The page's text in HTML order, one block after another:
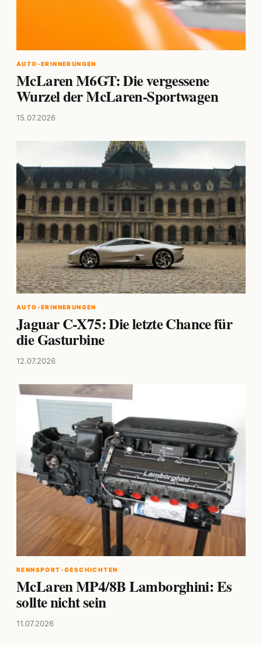
AUTO-ERINNERUNGEN
McLaren M6GT: Die vergessene
Wurzel der McLaren-Sportwagen
15.07.2026
AUTO-ERINNERUNGEN
Jaguar C-X75: Die letzte Chance für
die Gasturbine
12.07.2026
RENNSPORT-GESCHICHTEN
McLaren MP4/8B Lamborghini: Es
sollte nicht sein
11.07.2026